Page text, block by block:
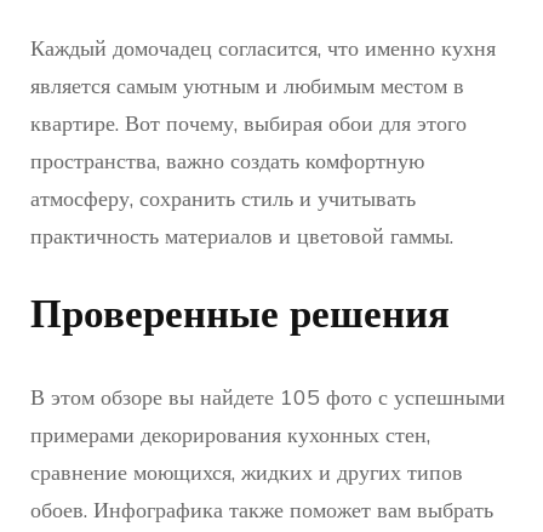
Каждый домочадец согласится, что именно кухня
является самым уютным и любимым местом в
квартире. Вот почему, выбирая обои для этого
пространства, важно создать комфортную
атмосферу, сохранить стиль и учитывать
практичность материалов и цветовой гаммы.
Проверенные решения
В этом обзоре вы найдете 105 фото с успешными
примерами декорирования кухонных стен,
сравнение моющихся, жидких и других типов
обоев. Инфографика также поможет вам выбрать